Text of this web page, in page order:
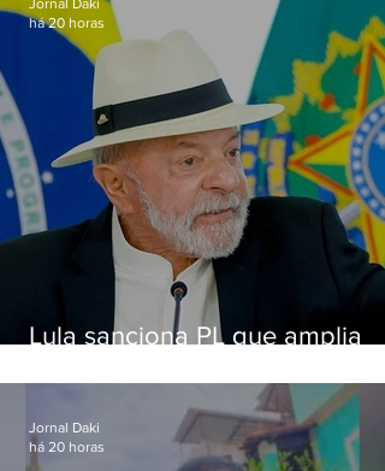
Lula sanciona PL que amplia
crianças
Jornal Daki
há 20 horas
Jornal Daki
há 20 horas